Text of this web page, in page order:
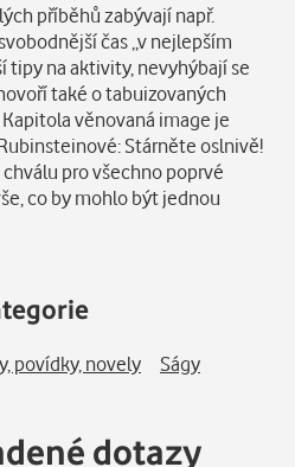
příběhů zabývají např.
čas „v nejlepším
tipy na aktivity, nevyhýbají se
také o tabuizovaných
věnovaná image je
Stárněte oslnivě!
pro všechno poprvé
co by mohlo být jednou
povídky, novely Ságy
dotazy